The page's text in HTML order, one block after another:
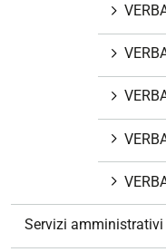
Servizi amministrativi